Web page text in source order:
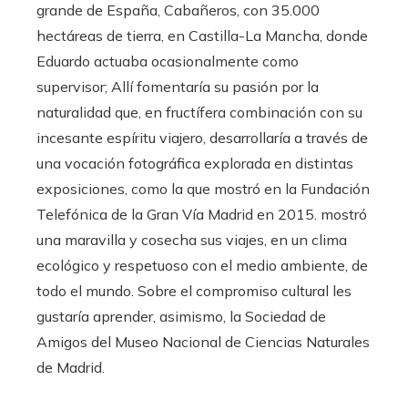
grande de España, Cabañeros, con 35.000
hectáreas de tierra, en Castilla-La Mancha, donde
Eduardo actuaba ocasionalmente como
supervisor; Allí fomentaría su pasión por la
naturalidad que, en fructífera combinación con su
incesante espíritu viajero, desarrollaría a través de
una vocación fotográfica explorada en distintas
exposiciones, como la que mostró en la Fundación
Telefónica de la Gran Vía Madrid en 2015. mostró
una maravilla y cosecha sus viajes, en un clima
ecológico y respetuoso con el medio ambiente, de
todo el mundo. Sobre el compromiso cultural les
gustaría aprender, asimismo, la Sociedad de
Amigos del Museo Nacional de Ciencias Naturales
de Madrid.